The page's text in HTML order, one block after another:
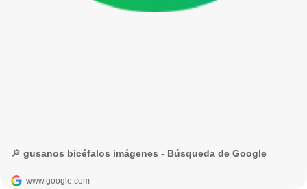
🔎 gusanos bicéfalos imágenes - Búsqueda de Google
www.google.com